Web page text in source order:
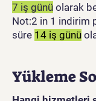
7 iş günü olarak
Not:2 in 1 indirim
süre 14 iş günü
Yükleme